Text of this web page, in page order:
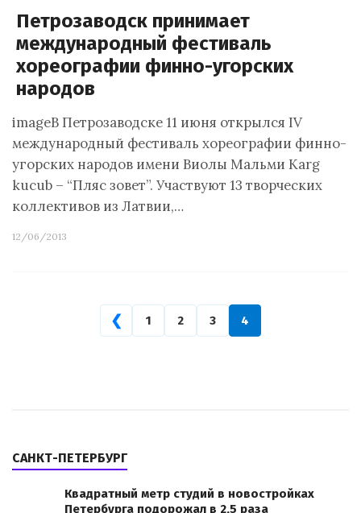
Петрозаводск принимает
международный фестиваль
хореографии финно-угорских
народов
imageВ Петрозаводске 11 июня открылся IV
международный фестиваль хореографии финно-
угорских народов имени Виолы Мальми Karg
kuсub – “Пляс зовет”. Участвуют 13 творческих
коллективов из Латвии,…
12/06/2013
❮ 1 2 3 4
САНКТ-ПЕТЕРБУРГ
Квадратный метр студий в новостройках
Петербурга подорожал в 2,5 раза